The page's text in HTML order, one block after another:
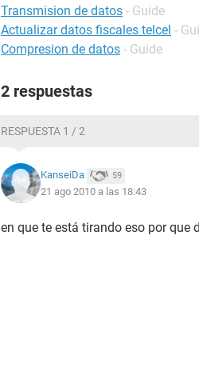
Transmision de datos - Guide
Actualizar datos fiscales telcel -
Compresion de datos - Guide
2 respuestas
RESPUESTA 1 / 2
KanseiDa 59
21 ago 2010 a las 18:43
en que te está tirando eso por que